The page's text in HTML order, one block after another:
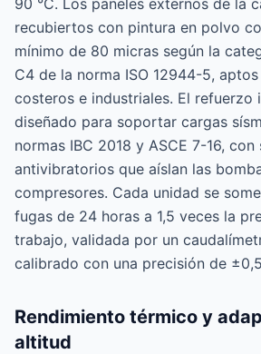
90 °C. Los paneles externos de la
recubiertos con pintura en polvo
mínimo de 80 micras según la
C4 de la norma ISO 12944-5,
costeros e industriales. El refuerzo
diseñado para soportar cargas
normas IBC 2018 y ASCE 7-16,
antivibratorios que aíslan las
compresores. Cada unidad se
fugas de 24 horas a 1,5 veces la
trabajo, validada por un
calibrado con una precisión de
Rendimiento térmico y
altitud